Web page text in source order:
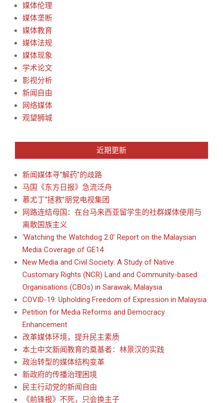
媒体伦理
媒体垄断
媒体教育
媒体法规
媒体现象
学术论文
影视分析
新闻自由
网络媒体
观望狮城
近期更新
新闻媒体寻“解药”的歧路
马国《东方日报》急流泛舟
慕尤丁“拯救”朋党电视集团
网路连结母国：在台马来西亚留学生的社群媒体使用与
离散国族主义
‘Watching the Watchdog 2.0’ Report on the Malaysian
Media Coverage of GE14
New Media and Civil Society: A Study of Native
Customary Rights (NCR) Land and Community-based
Organisations (CBOs) in Sarawak, Malaysia
COVID-19: Upholding Freedom of Expression in Malaysia
Petition for Media Reforms and Democracy
Enhancement
改革媒体环境，提升民主素质
本土中文新闻教育的奠基者：林景汉的实践
政治转型的媒体结构变革
新政府的传播治理困境
民主行动党的新闻自由
《前锋报》不死，只会换主子